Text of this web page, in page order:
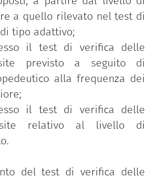
a quello rilevato nel test di
tipo adattivo;
il test di verifica delle
previsto a seguito di
alla frequenza dei
il test di verifica delle
relativo al livello di
del test di verifica delle